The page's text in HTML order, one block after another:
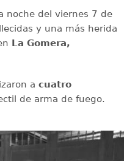
noche del viernes 7 de
y una más herida
La Gomera,
a cuatro
de arma de fuego.